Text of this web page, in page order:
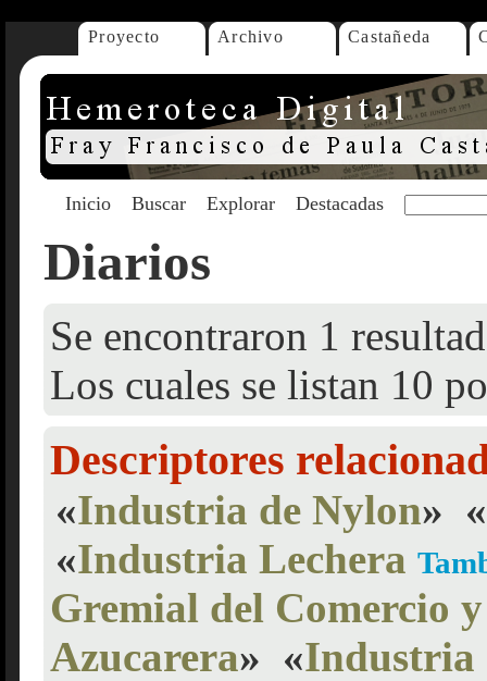
Proyecto Archivo Castañeda
Inicio Buscar Explorar Destacadas
Diarios
Se encontraron 1
Los cuales se listan 10
Descriptores
«Industria de Nylon» «
«Industria Lechera
Gremial del Comercio
Azucarera» «Industria